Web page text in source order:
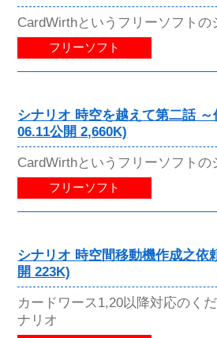
CardWirthというフリーソフトの
フリーソフト
シナリオ 時空を越えて第二話
06.11公開 2,660K)
CardWirthというフリーソフトの
フリーソフト
シナリオ 時空間移動機作成之依
開 223K)
カードワース1,20以降対応のく
ナリオ